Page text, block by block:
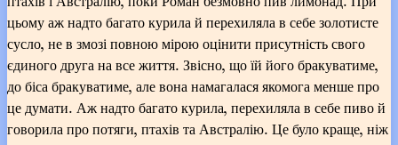
цьому аж надто багато курила й перехиляла в себе золотисте
сусло, не в змозі повною мірою оцінити присутність свого
єдиного друга на все життя. Звісно, що їй його бракуватиме,
до біса бракуватиме, але вона намагалася якомога менше про
це думати. Аж надто багато курила, перехиляла в себе пиво й
говорила про потяги, птахів та Австралію. Це було краще, ніж